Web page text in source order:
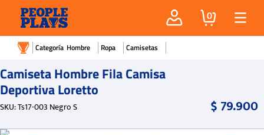
0
Hombre Ropa Camisetas
Camiseta Hombre Fila Camisa
Deportiva Loretto
SKU:Ts17-003 Negro S $79.900